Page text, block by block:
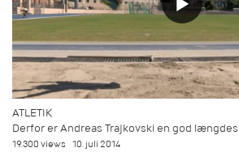
ATLETIK
Derfor er Andreas Trajkovski en god
19.300 views 10. juli 2014